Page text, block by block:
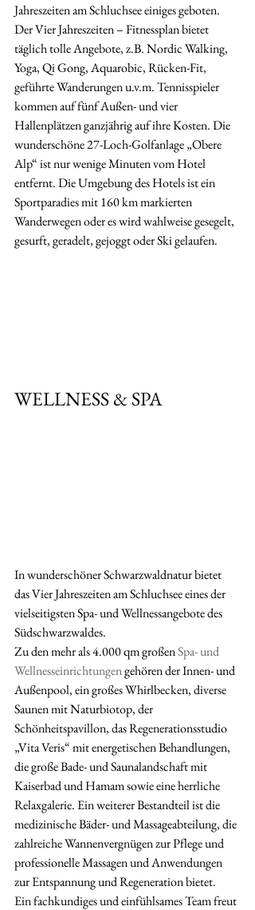
Jahreszeiten am Schluchsee einiges geboten.
Der Vier Jahreszeiten – Fitnessplan bietet
täglich tolle Angebote, z.B. Nordic Walking,
Yoga, Qi Gong, Aquarobic, Rücken-Fit,
geführte Wanderungen u.v.m. Tennisspieler
kommen auf fünf Außen- und vier
Hallenplätzen ganzjährig auf ihre Kosten. Die
wunderschöne 27-Loch-Golfanlage „Obere
Alp“ ist nur wenige Minuten vom Hotel
entfernt. Die Umgebung des Hotels ist ein
Sportparadies mit 160 km markierten
Wanderwegen oder es wird wahlweise gesegelt,
gesurft, geradelt, gejoggt oder Ski gelaufen.
WELLNESS & SPA
In wunderschöner Schwarzwaldnatur bietet
das Vier Jahreszeiten am Schluchsee eines der
vielseitigsten Spa- und Wellnessangebote des
Südschwarzwaldes.
Zu den mehr als 4.000 qm großen Spa- und
Wellnesseinrichtungen gehören der Innen- und
Außenpool, ein großes Whirlbecken, diverse
Saunen mit Naturbiotop, der
Schönheitspavillon, das Regenerationsstudio
„Vita Veris“ mit energetischen Behandlungen,
die große Bade- und Saunalandschaft mit
Kaiserbad und Hamam sowie eine herrliche
Relaxgalerie. Ein weiterer Bestandteil ist die
medizinische Bäder- und Massageabteilung, die
zahlreiche Wannenvergnügen zur Pflege und
professionelle Massagen und Anwendungen
zur Entspannung und Regeneration bietet.
Ein fachkundiges und einfühlsames Team freut